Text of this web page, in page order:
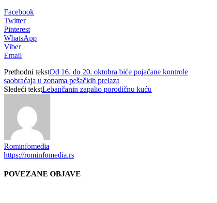
Facebook
Twitter
Pinterest
WhatsApp
Viber
Email
Prethodni tekstOd 16. do 20. oktobra biće pojačane kontrole
saobraćaja u zonama pešačkih prelaza
Sledeći tekstLebančanin zapalio porodičnu kuću
Rominfomedia
https://rominfomedia.rs
POVEZANE OBJAVE